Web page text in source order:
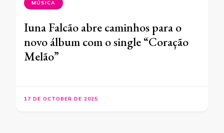
MÚSICA
Iuna Falcão abre caminhos para o
novo álbum com o single “Coração
Melão”
17 DE OCTOBER DE 2025